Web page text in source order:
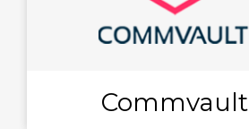
Commvault